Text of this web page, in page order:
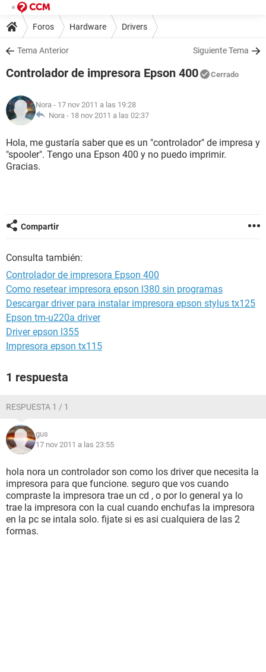
Foros Hardware Drivers
Tema Anterior Siguiente Tema
Controlador de impresora Epson 400 Cerrado
Nora - 17 nov 2011 a las 19:28
Nora - 18 nov 2011 a las 02:37
Hola, me gustaría saber que es un "controlador" de impresa y
"spooler". Tengo una Epson 400 y no puedo imprimir.
Gracias.
Compartir
Consulta también:
Controlador de impresora Epson 400
Como resetear impresora epson l380 sin programas
Descargar driver para instalar impresora epson stylus tx125
Epson tm-u220a driver
Driver epson l355
Impresora epson tx115
1 respuesta
RESPUESTA 1 / 1
gus
17 nov 2011 a las 23:55
hola nora un controlador son como los driver que necesita la
impresora para que funcione. seguro que vos cuando
compraste la impresora trae un cd , o por lo general ya lo
trae la impresora con la cual cuando enchufas la impresora
en la pc se intala solo. fijate si es asi cualquiera de las 2
formas.